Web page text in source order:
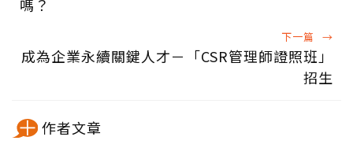
嗎？
下一篇 →
成為企業永續關鍵人才－「CSR管理師證照班」
招生
作者文章